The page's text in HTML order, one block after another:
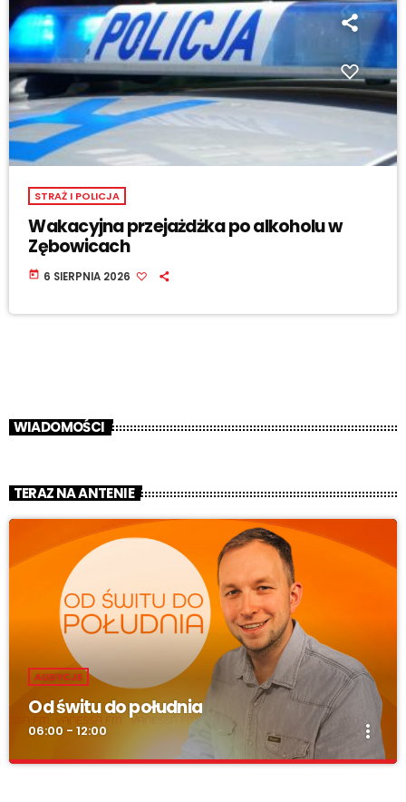
STRAŻ I POLICJA
Wakacyjna przejażdżka po alkoholu w
Zębowicach
today 6 SIERPNIA 2026
WIADOMOŚCI
TERAZ NA ANTENIE
AUDYCJE
Od świtu do południa
06:00 - 12:00 more_vert